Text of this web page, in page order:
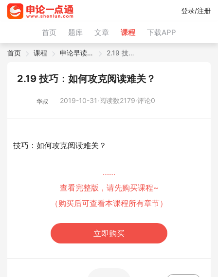
首页 题库 文章 课程 下载APP
登录/注册
首页 课程 申论早读微课 2.19 技巧：如何攻克阅读难关？
2.19 技巧：如何攻克阅读难关？
华叔 2019-10-31·阅读数2179·评论0
技巧：如何攻克阅读难关？
……
查看完整版，请先购买课程~
（购买后可查看本课程所有章节）
立即购买